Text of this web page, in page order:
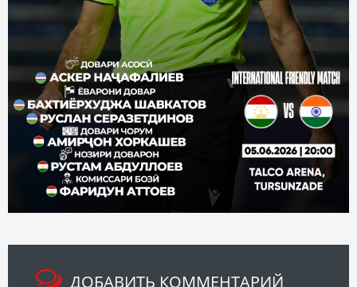
ДОБАВИТЬ КОММЕНТАРИЙ